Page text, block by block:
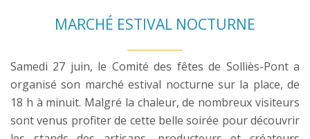
MARCHÉ ESTIVAL NOCTURNE
Samedi 27 juin, le Comité des fêtes de Solliès-Pont a
organisé son marché estival nocturne sur la place, de
18 h à minuit. Malgré la chaleur, de nombreux visiteurs
sont venus profiter de cette belle soirée pour découvrir